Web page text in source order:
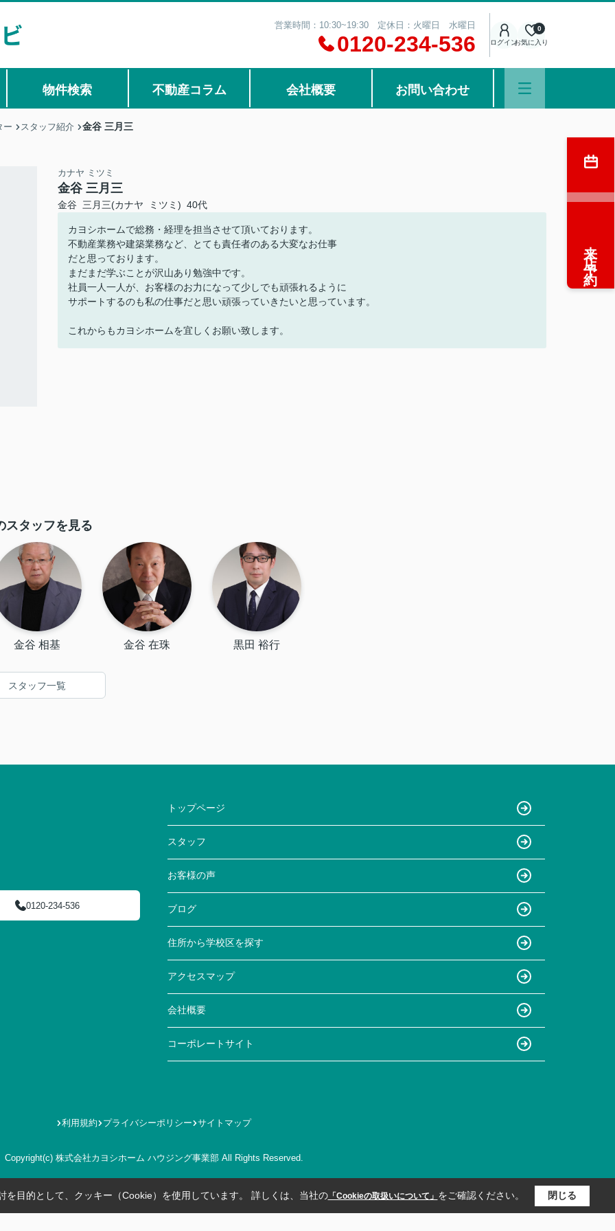
営業時間：10:30~19:30 定休日：火曜日 水曜日
0120-234-536 ログインお気に入り
0
物件検索 不動産コラム 会社概要 お問い合わせ
ー スタッフ紹介 金谷 三月三
カナヤ ミツミ
金谷 三月三
金谷 三月三(カナヤ ミツミ) 40代
カヨシホームで総務・経理を担当させて頂いております。
不動産業務や建築業務など、とても責任者のある大変なお仕事
だと思っております。
まだまだ学ぶことが沢山あり勉強中です。
社員一人一人が、お客様のお力になって少しでも頑張れるように
サポートするのも私の仕事だと思い頑張っていきたいと思っています。
これからもカヨシホームを宜しくお願い致します。
スタッフを見る
金谷 相基 金谷 在珠 黒田 裕行
スタッフ一覧
来店予約
0120-234-536
トップページ
スタッフ
お客様の声
ブログ
住所から学校区を探す
アクセスマップ
会社概要
コーポレートサイト
利用規約 プライバシーポリシー サイトマップ
Copyright(c) 株式会社カヨシホーム ハウジング事業部 All Rights Reserved.
目的として、クッキー（Cookie）を使用しています。 詳しくは、当社の「Cookieの取扱いについて」 をご確認ください。 閉じる